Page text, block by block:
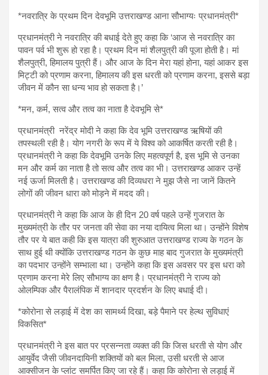
*नवरात्रि के प्रथम दिन देवभूमि उत्तराखण्ड आना सौभाग्यः प्रधानमंत्री*
प्रधानमंत्री ने नवरात्रि की बधाई देते हुए कहा कि ‘आज से नवरात्रि का
पावन पर्व भी शुरू हो रहा है। प्रथम दिन मां शैलपुत्री की पूजा होती है। मां
शैलपुत्री, हिमालय पुत्री हैं। और आज के दिन मेरा यहां होना, यहां आकर इस
मिट्टी को प्रणाम करना, हिमालय की इस धरती को प्रणाम करना, इससे बड़ा
जीवन में कौन सा धन्य भाव हो सकता है।’
*मन, कर्म, सत्व और तत्व का नाता है देवभूमि से*
प्रधानमंत्री नरेंद्र मोदी ने कहा कि देव भूमि उत्तराखण्ड ऋषियों की
तपस्थली रही है। योग नगरी के रूप में ये विश्व को आकर्षित करती रही है।
प्रधानमंत्री ने कहा कि देवभूमि उनके लिए महत्वपूर्ण है, इस भूमि से उनका
मन और कर्म का नाता है तो सत्व और तत्व का भी। उत्तराखण्ड आकर उन्हें
नई ऊर्जा मिलती है। उत्तराखण्ड की दिव्यधरा ने मुझ जैसे ना जानें कितने
लोगों की जीवन धारा को मोड़ने में मदद की।
प्रधानमंत्री ने कहा कि आज के ही दिन 20 वर्ष पहले उन्हें गुजरात के
मुख्यमंत्री के तौर पर जनता की सेवा का नया दायित्व मिला था। उन्होंने विशेष
तौर पर ये बात कही कि इस यात्रा की शुरुआत उत्तराखण्ड राज्य के गठन के
साथ हुई थी क्योंकि उत्तराखण्ड गठन के कुछ माह बाद गुजरात के मुख्यमंत्री
का पदभार उन्होंने सम्भाला था। उन्होंने कहा कि इस अवसर पर इस धरा को
प्रणाम करना मेरे लिए सौभाग्य का क्षण है। प्रधानमंत्री ने राज्य को
ओलम्पिक और पैरालंपिक में शानदार प्रदर्शन के लिए बधाई दी।
*कोरोना से लड़ाई में देश का सामर्थ्य दिखा, बड़े पैमाने पर हेल्थ सुविधाएं
विकसित*
प्रधानमंत्री ने इस बात पर प्रसन्नता व्यक्त की कि जिस धरती से योग और
आयुर्वेद जैसी जीवनदायिनी शक्तियों को बल मिला, उसी धरती से आज
आक्सीजन के प्लांट समर्पित किए जा रहे हैं। कहा कि कोरोना से लड़ाई में